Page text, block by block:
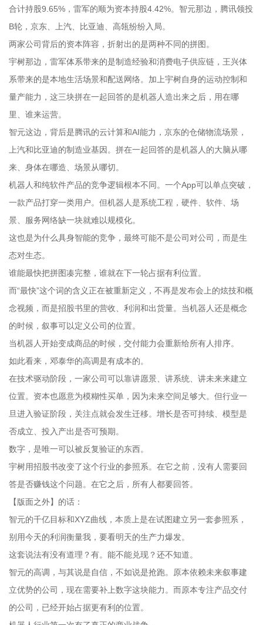
合计持股9.65%，雷军的顺为资本持股4.42%。智元那边，腾讯领投
B轮，京东、上汽、比亚迪、高瓴纷纷入局。
两家公司背后的资本阵容，折射出的是两种不同的拼图。
宇树那边，雷军体系带来的是制造经验和消费电子供应链，王兴体
系带来的是本地生活场景和配送网络。加上宇树自身的运动控制和
量产能力，这三块拼在一起回答的是机器人造出来之后，用在哪
里、谁来运营。
智元这边，背后是腾讯的云计算和AI能力，京东的仓储物流场景，
上汽和比亚迪的制造业基因。拼在一起回答的是机器人的大脑从哪
来、身体在哪造、场景从哪切。
机器人和纯软件产品的竞争逻辑根本不同。一个App可以单点突破，
一款产品打穿一类用户。但机器人是系统工程，硬件、软件、场
景、服务网络缺一块就难以规模化。
这也是为什么具身智能的竞争，最终可能不是公司对公司，而是生
态对生态。
谁能最快把拼图凑完整，谁就在下一轮占据有利位置。
而“最快”这个词的含义正在被重新定义，不再是发布会上的炫技和概
念视频，而是招股书里的营收、利润和出货量。当机器人还是概念
的时候，叙事可以定义公司的位置。
当机器人开始变成商品的时候，交付能力会重新给所有人排序。
如此看来，邓泰华的高调是有成本的。
在技术驱动阶段，一家公司可以靠讲愿景、讲系统、讲未来来建立
位置。资本也愿意为模糊性买单，因为未来空间足够大。但行业一
旦进入验证阶段，关注点就会发生迁移。增长是否可持续、模型是
否成立、投入产出是否可预期。
数字，是唯一可以被反复验证的东西。
宇树用招股书改变了这个行业的参照系。在它之前，没有人需要回
答是否赚钱这个问题。在它之后，所有人都要回答。
【版面之外】的话：
智元的千亿目标和XYZ曲线，本质上是在试图建立另一套参照系，
别用今天的利润衡量我，要看明天的生产力爆发。
这套说法有没有道理？有。能不能兑现？还不知道。
智元的高调，与其说是自信，不如说是抢跑。原本依赖未来叙事建
立优势的公司，现在需要补上数字这块能力。而原本专注产品交付
的公司，已经开始占据更有利的位置。